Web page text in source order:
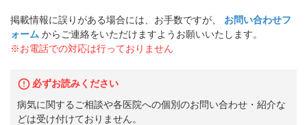
掲載情報に誤りがある場合には、お手数ですが、
お問い合わせフ
ォーム からご連絡をいただけますようお願いいたします。
※お電話での対応は行っておりません
必ずお読みください
病気に関するご相談や各医院への個別のお問い合わせ・紹介な
どは受け付けておりません。